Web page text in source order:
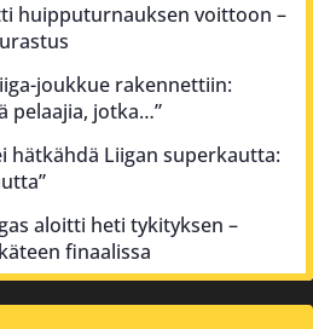
huipputurnauksen voittoon –
joukkue rakennettiin:
pelaajia, jotka…”
hätkähdä Liigan superkautta:
aloitti heti tykityksen –
finaalissa